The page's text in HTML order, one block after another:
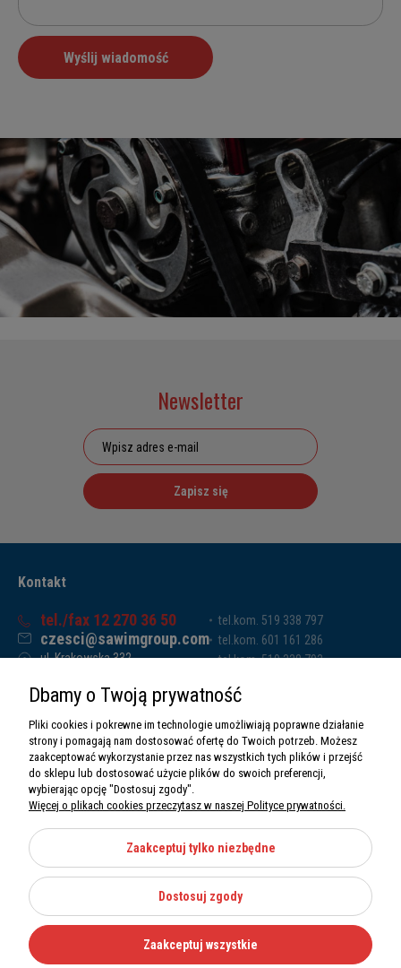
Newsletter
Zapisz się
Kontakt
tel./fax 12 270 36 50
czesci@sawimgroup.com
ul. Krakowska 332,
Sawim Group Mariusz Zdyb sp. k.
NIP: 5130284470
REGON: 5246591010
tel.kom. 519 338 797
tel.kom. 601 161 286
tel.kom. 519 338 793
O nas
Informacje
Moje konto
Kategorie
Dbamy o Twoją prywatność
Pliki cookies i pokrewne im technologie umożliwiają poprawne działanie
strony i pomagają nam dostosować ofertę do Twoich potrzeb. Możesz
zaakceptować wykorzystanie przez nas wszystkich tych plików i przejść
do sklepu lub dostosować użycie plików do swoich preferencji,
wybierając opcję "Dostosuj zgody".
Więcej o plikach cookies przeczytasz w naszej Polityce prywatności.
Zaakceptuj tylko niezbędne
Dostosuj zgody
Zaakceptuj wszystkie